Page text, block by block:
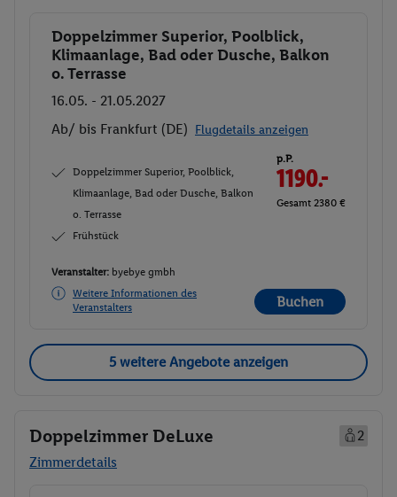
Buchen
Doppelzimmer Superior, Poolblick,
Klimaanlage, Bad oder Dusche, Balkon
o. Terrasse
16.05. - 21.05.2027
Ab/ bis Frankfurt (DE) Flugdetails anzeigen
Doppelzimmer Superior, Poolblick,
Klimaanlage, Bad oder Dusche, Balkon
o. Terrasse
Frühstück
p.P.
1190.-
Gesamt 2380 €
Veranstalter: byebye gmbh
Weitere Informationen des
Veranstalters
Buchen
5 weitere Angebote anzeigen
Doppelzimmer DeLuxe
2
Zimmerdetails